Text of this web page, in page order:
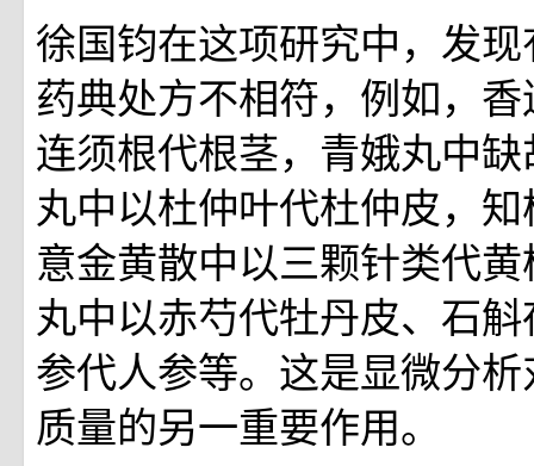
徐国钧在这项研究中，发
药典处方不相符，例如，
连须根代根茎，青娥丸中
丸中以杜仲叶代杜仲皮，
意金黄散中以三颗针类代
丸中以赤芍代牡丹皮、石
参代人参等。这是显微分
质量的另一重要作用。